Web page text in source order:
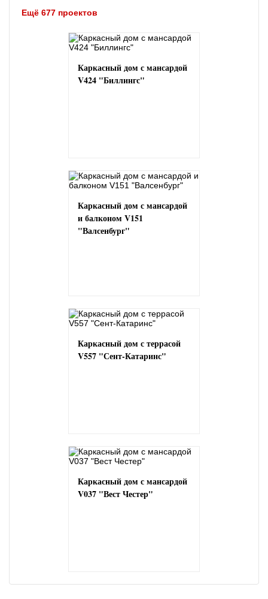
Ещё 677 проектов
Каркасный дом с мансардой
V424 "Биллингс"
Каркасный дом с мансардой
и балконом V151
"Валсенбург"
Каркасный дом с террасой
V557 "Сент-Катаринс"
Каркасный дом с мансардой
V037 "Вест Честер"